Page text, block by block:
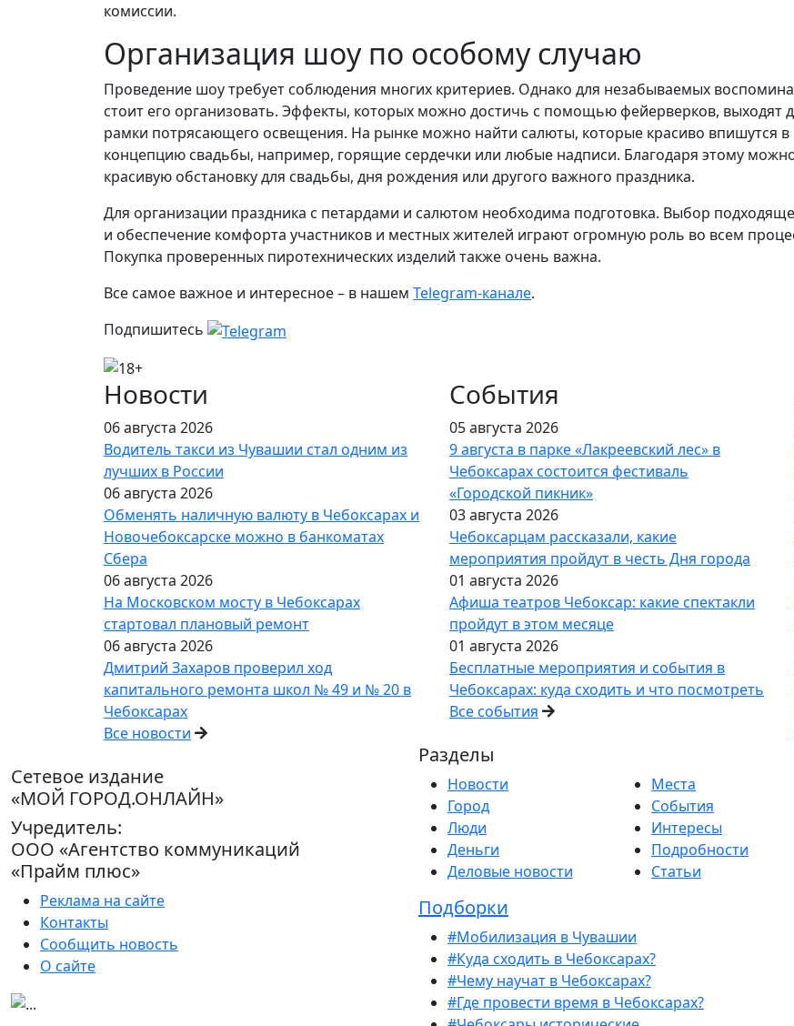
комиссии.
Организация шоу по особому случаю
Проведение шоу требует соблюдения многих критериев. Однако для незабываемых
стоит его организовать. Эффекты, которых можно достичь с помощью фейерверков, выходят
рамки потрясающего освещения. На рынке можно найти салюты, которые красиво впишутся в
концепцию свадьбы, например, горящие сердечки или любые надписи. Благодаря этому
красивую обстановку для свадьбы, дня рождения или другого важного праздника.
Для организации праздника с петардами и салютом необходима подготовка. Выбор
и обеспечение комфорта участников и местных жителей играют огромную роль во всем
Покупка проверенных пиротехнических изделий также очень важна.
Все самое важное и интересное – в нашем Telegram-канале.
Подпишитесь
Новости
06 августа 2026
Водитель такси из Чувашии стал одним из
лучших в России
06 августа 2026
Обменять наличную валюту в Чебоксарах и
Новочебоксарске можно в банкоматах
Сбера
06 августа 2026
На Московском мосту в Чебоксарах
стартовал плановый ремонт
06 августа 2026
Дмитрий Захаров проверил ход
капитального ремонта школ № 49 и № 20 в
Чебоксарах
Все новости
События
05 августа 2026
9 августа в парке «Лакреевский лес» в
Чебоксарах состоится фестиваль
«Городской пикник»
03 августа 2026
Чебоксарцам рассказали, какие
мероприятия пройдут в честь Дня города
01 августа 2026
Афиша театров Чебоксар: какие спектакли
пройдут в этом месяце
01 августа 2026
Бесплатные мероприятия и события в
Чебоксарах: куда сходить и что посмотреть
Все события
Сетевое издание
«МОЙ ГОРОД.ОНЛАЙН»
Учредитель:
ООО «Агентство коммуникаций
«Прайм плюс»
Реклама на сайте
Контакты
Сообщить новость
О сайте
Разделы
Новости
Город
Люди
Деньги
Деловые новости
Места
События
Интересы
Подробности
Статьи
Подборки
#Мобилизация в Чувашии
#Куда сходить в Чебоксарах?
#Чему научат в Чебоксарах?
#Где провести время в Чебоксарах?